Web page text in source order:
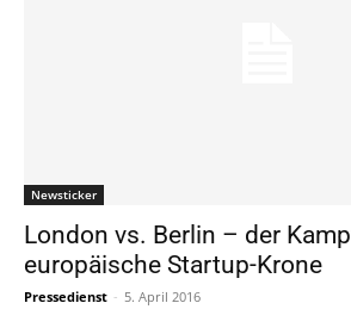
Newsticker
London vs. Berlin – der
europäische Startup-Krone
Pressedienst - 5. April 2016